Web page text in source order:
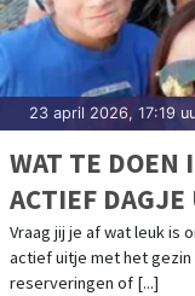
23 april 2026, 17:19
WAT TE DOEN
ACTIEF
Vraag jij je af wat leuk is
actief uitje met het
reserveringen of [...]